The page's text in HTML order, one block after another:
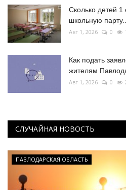
Сколько детей 1
школьную
Авг 1, 2026 0
Как подать
жителям
Авг 1, 2026 0
СЛУЧАЙНАЯ НОВОСТЬ
ПАВЛОДАРСКАЯ ОБЛАСТЬ